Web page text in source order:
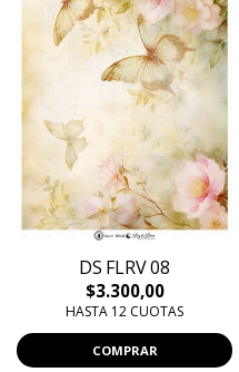
DS FLRV 08
$3.300,00
HASTA 12 CUOTAS
COMPRAR